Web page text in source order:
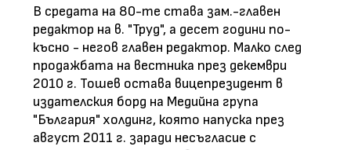
В средата на 80-те става зам.-главен
редактор на в. "Труд", а десет години по-
късно - негов главен редактор. Малко след
продажбата на вестника през декември
2010 г. Тошев остава вицепрезидент в
издателския борд на Медийна група
"България" холдинг, която напуска през
август 2011 г. заради несъгласие с